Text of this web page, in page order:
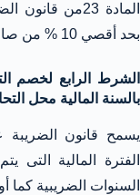
المادة 23من
بحد أقصي 10 % من صافى الربح .
الشرط الرابع لخصم
بالسنة المالية محل
يسمح قانون
الفترة المالية التى
السنوات الضريبية كما